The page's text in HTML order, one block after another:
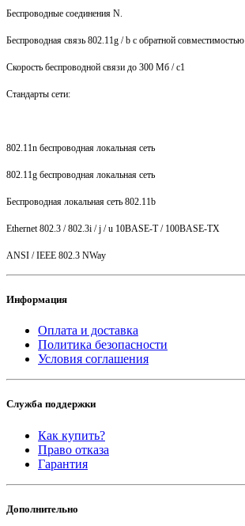
Беспроводные соединения N.
Беспроводная связь 802.11g / b с обратной совместимостью
Скорость беспроводной связи до 300 Мб / с1
Стандарты сети:
802.11n беспроводная локальная сеть
802.11g беспроводная локальная сеть
Беспроводная локальная сеть 802.11b
Ethernet 802.3 / 802.3i / j / u 10BASE-T / 100BASE-TX
ANSI / IEEE 802.3 NWay
Информация
Оплата и доставка
Политика безопасности
Условия соглашения
Служба поддержки
Как купить?
Право отказа
Гарантия
Дополнительно